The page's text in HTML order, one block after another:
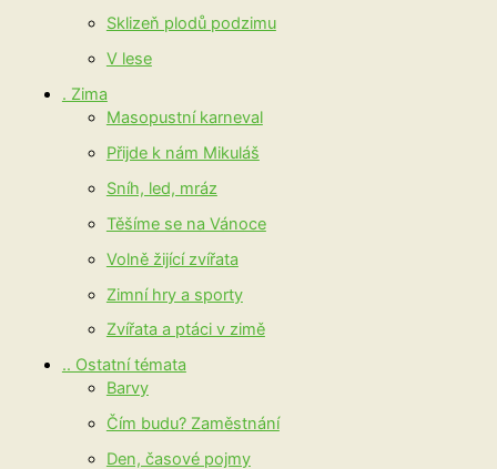
Sklizeň plodů podzimu
V lese
. Zima
Masopustní karneval
Přijde k nám Mikuláš
Sníh, led, mráz
Těšíme se na Vánoce
Volně žijící zvířata
Zimní hry a sporty
Zvířata a ptáci v zimě
.. Ostatní témata
Barvy
Čím budu? Zaměstnání
Den, časové pojmy